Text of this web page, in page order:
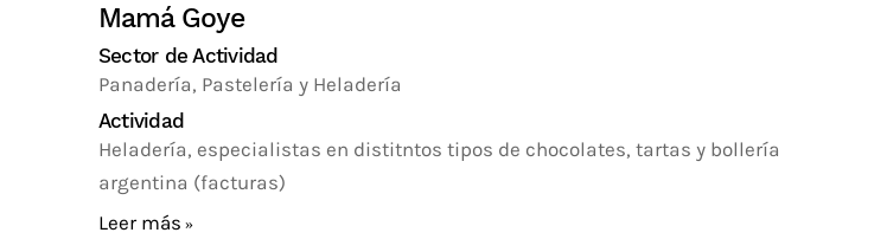
Mamá Goye
Sector de Actividad
Panadería, Pastelería y Heladería
Actividad
Heladería, especialistas en distitntos tipos de chocolates, tartas y bollería
argentina (facturas)
Leer más